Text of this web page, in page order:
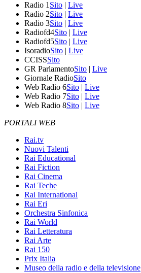
Radio 1 Sito | Live
Radio 2Sito | Live
Radio 3Sito | Live
Radiofd4Sito | Live
Radiofd5Sito | Live
IsoradioSito | Live
CCISSSito
GR ParlamentoSito | Live
Giornale RadioSito
Web Radio 6Sito | Live
Web Radio 7Sito | Live
Web Radio 8Sito | Live
PORTALI WEB
Rai.tv
Nuovi Talenti
Rai Educational
Rai Fiction
Rai Cinema
Rai Teche
Rai International
Rai Eri
Orchestra Sinfonica
Rai World
Rai Letteratura
Rai Arte
Rai 150
Prix Italia
Museo della radio e della televisione